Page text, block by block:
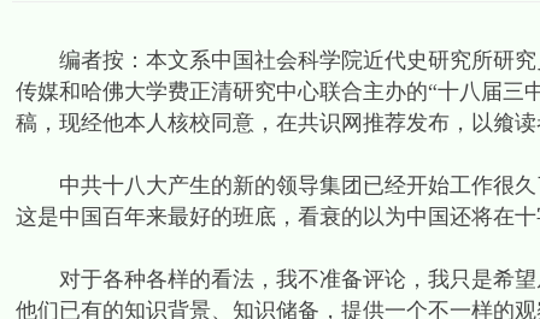
编者按：本文系中国社会科学院近代史研究所研究
传媒和哈佛大学费正清研究中心联合主办的“十八届三
稿，现经他本人核校同意，在共识网推荐发布，以飨
中共十八大产生的新的领导集团已经开始工作很久
这是中国百年来最好的班底，看衰的以为中国还将在
对于各种各样的看法，我不准备评论，我只是希望
他们已有的知识背景、知识储备，提供一个不一样的